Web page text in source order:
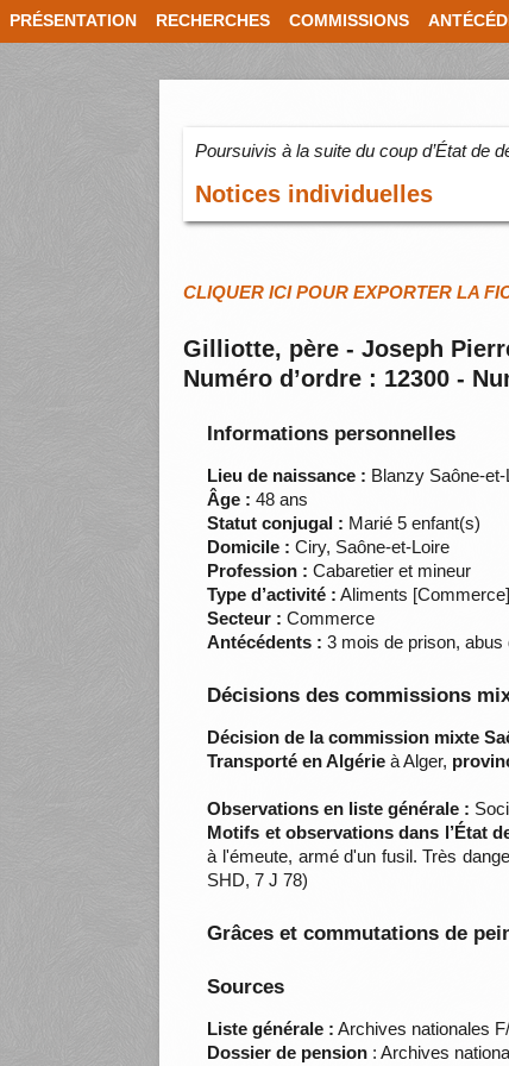
PRÉSENTATION RECHERCHES COMMISSIONS
Poursuivis à la suite du coup d’État de
Notices individuelles
CLIQUER ICI POUR EXPORTER LA
Gilliotte, père - Joseph
Numéro d’ordre : 12300 -
Informations personnelles
Lieu de naissance : Blanzy Saône-et-
Âge : 48 ans
Statut conjugal : Marié 5 enfant(s)
Domicile : Ciry, Saône-et-Loire
Profession : Cabaretier et mineur
Type d’activité : Aliments [Commerce]
Secteur : Commerce
Antécédents : 3 mois de prison, abus
Décisions des commissions
Décision de la commission mixte
Transporté en Algérie à Alger,
Observations en liste générale :
Motifs et observations dans l’État
à l'émeute, armé d'un fusil. Très
SHD, 7 J 78)
Grâces et commutations de
Sources
Liste générale : Archives nationales
Dossier de pension : Archives